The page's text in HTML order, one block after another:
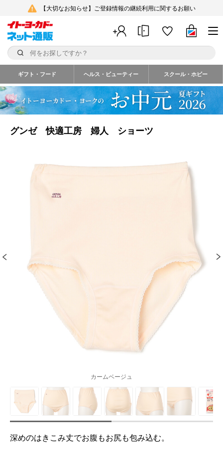
【大切なお知らせ】ご登録情報の継続利用に関するお願い
ギフト・フード ヘルス・ビューティー スクール・ホビー
グンゼ 快適工房 婦人 ショーツ
カームベージュ
深めのはきこみ丈でお腹もお尻も包み込む。